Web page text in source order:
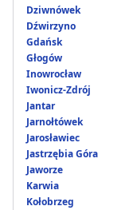
Dziwnówek
Dźwirzyno
Gdańsk
Głogów
Inowrocław
Iwonicz-Zdrój
Jantar
Jarnołtówek
Jarosławiec
Jastrzębia Góra
Jaworze
Karwia
Kołobrzeg